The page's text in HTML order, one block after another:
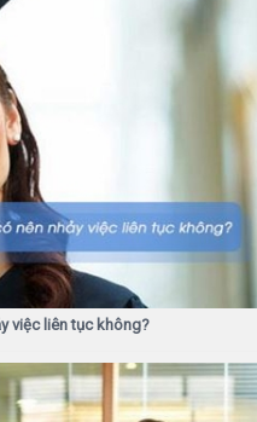
việc liên tục không?